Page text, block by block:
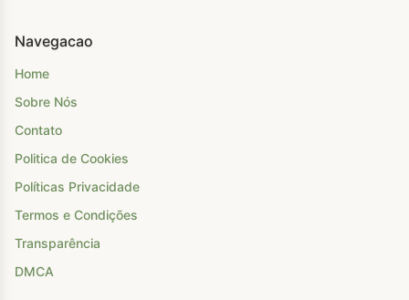
Navegacao
Home
Sobre Nós
Contato
Politica de Cookies
Políticas Privacidade
Termos e Condições
Transparência
DMCA